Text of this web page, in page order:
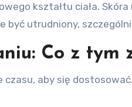
kształtu ciała.
utrudniony,
Co z tym
aby się